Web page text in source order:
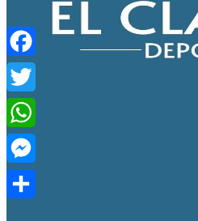
Facebook
Twitter
WhatsApp
Messenger